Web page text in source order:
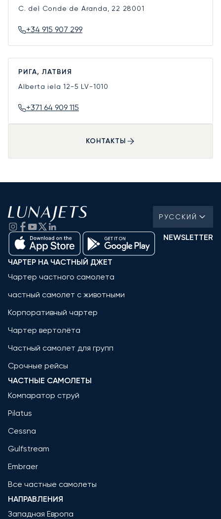
C. del Conde de Aranda, 22 28001
+34 915 907 299
РИГА, ЛАТВИЯ
Alberta iela 12-5 LV-1010
+371 64 909 115
КОНТАКТЫ
РУССКИЙ
NEWSLETTER
ЧАРТЕР НА ЧАСТНЫЙ ДЖЕТ
Чартер частного самолета
частный самолет с животными
Корпоративный чартер
Чартер вертолёта
Частный самолет для групп
Срочные рейсы
ЧАСТНЫЕ САМОЛЕТЫ
Компаратор струй
Pilatus
Cessna
Gulfstream
Embraer
Все частные самолеты
НАПРАВЛЕНИЯ
Западная Европа